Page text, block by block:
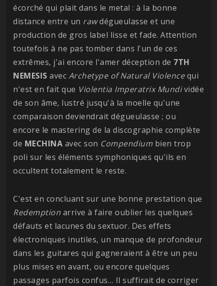
écorché qui plait dans le metal : à la bonne
distance entre un rawdégueulasse et une
production de gros label lisse et fade. Attention
toutefois à ne pas tomber dans l'un de ces
extrêmes, j'ai encore l'amer déception de 7TH
NEMESIS avec Archetype of Natural Violencequi
n'est en fait que Violentia Imperatrix Mundividée
de son âme, lustré jusqu'à la moelle qu'une
comparaison deviendrait dégueulasse ; ou
encore le mastering de la discographie complète
de MECHINA avec son Compendium bien trop
poli sur les éléments symphoniques qu'ils en
occultent totalement le reste.
C'est en concluant sur une bonne prestation que
Redemption arrive à faire oublier les quelques
défauts et lacunes du sextuor. Des effets
électroniques inutiles, un manque de profondeur
dans les guitares qui gagneraient à être un peu
plus mises en avant, ou encore quelques
passages parfois confus… Il suffirait de corriger